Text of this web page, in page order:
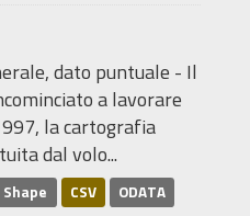
dato puntuale - Il
a lavorare
la cartografia
dal volo...
CSV ODATA